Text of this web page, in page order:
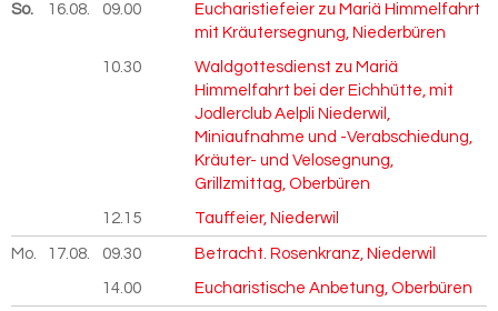
So. 16.08. 2026
09.00
Eucharistiefeier zu Mariä Himmelfahrt
mit Kräutersegnung, Niederbüren
10.30
Waldgottesdienst zu Mariä
Himmelfahrt bei der Eichhütte, mit
Jodlerclub Aelpli Niederwil,
Miniaufnahme und -Verabschiedung,
Kräuter- und Velosegnung,
Grillzmittag, Oberbüren
12.15 Tauffeier, Niederwil
Mo. 17.08. 2026
09.30 Betracht. Rosenkranz, Niederwil
14.00 Eucharistische Anbetung, Oberbüren